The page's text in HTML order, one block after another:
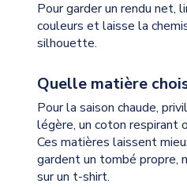
Pour garder un rendu net,
couleurs et laisse la
silhouette.
Quelle matière
Pour la saison chaude,
légère, un coton respirant
Ces matières laissent
gardent un tombé propre,
sur un t-shirt.